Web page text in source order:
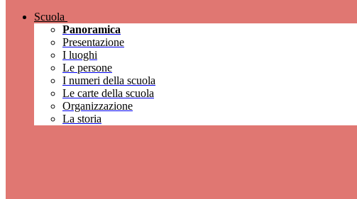
Scuola
Panoramica
Presentazione
I luoghi
Le persone
I numeri della scuola
Le carte della scuola
Organizzazione
La storia